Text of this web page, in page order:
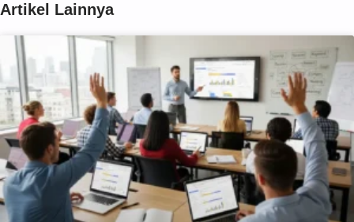
Artikel Lainnya